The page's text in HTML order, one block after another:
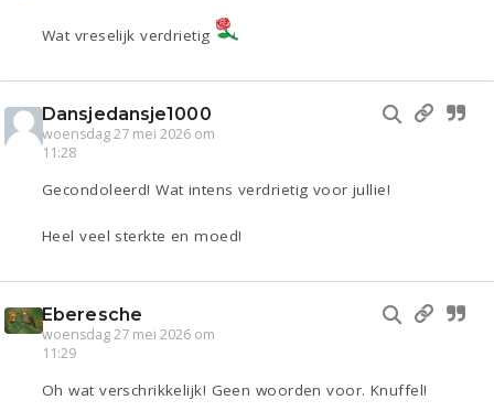
Wat vreselijk verdrietig
Dansjedansje1000
woensdag 27 mei 2026 om
11:28
Gecondoleerd! Wat intens verdrietig voor jullie!
Heel veel sterkte en moed!
Eberesche
woensdag 27 mei 2026 om
11:29
Oh wat verschrikkelijk! Geen woorden voor. Knuffel!